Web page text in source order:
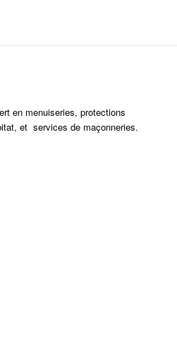
en menuiseries, protections
et services de maçonneries.